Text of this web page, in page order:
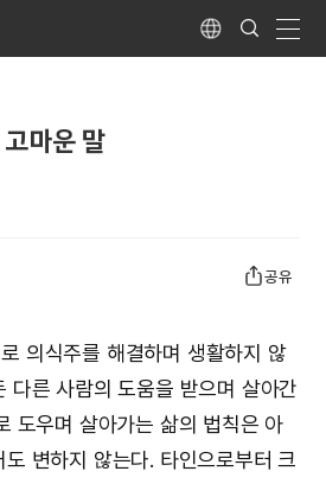
Language
Search
Submit
마운 말
공유
의식주를 해결하며 생활하지 않
다른 사람의 도움을 받으며 살아간
도우며 살아가는 삶의 법칙은 아
변하지 않는다. 타인으로부터 크